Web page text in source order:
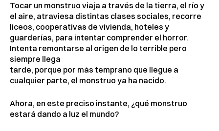
Tocar un monstruo viaja a través de la tierra, el río y
el aire, atraviesa distintas clases sociales, recorre
liceos, cooperativas de vivienda, hoteles y
guarderías, para intentar comprender el horror.
Intenta remontarse al origen de lo terrible pero
siempre llega
tarde, porque por más temprano que llegue a
cualquier parte, el monstruo ya ha nacido.
Ahora, en este preciso instante, ¿qué monstruo
estará dando a luz el mundo?